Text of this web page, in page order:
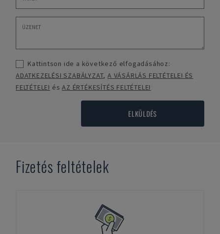
Kattintson ide a következő elfogadásához:
ADATKEZELÉSI SZABÁLYZAT,A VÁSÁRLÁS FELTÉTELEI ÉS
FELTÉTELEI ésAZ ÉRTÉKESÍTÉS FELTÉTELEI
ELKÜLDÉS
Fizetés feltételek